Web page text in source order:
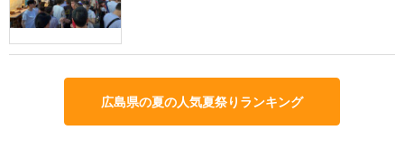
広島県の夏の人気夏祭りランキング